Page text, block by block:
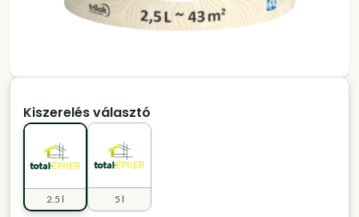
Kiszerelés választó
2.5 l 5 l